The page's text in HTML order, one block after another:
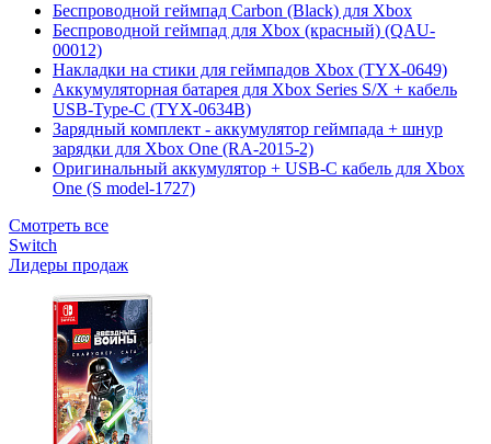
Беспроводной геймпад Carbon (Black) для Xbox
Беспроводной геймпад для Xbox (красный) (QAU-
00012)
Накладки на стики для геймпадов Xbox (TYX-0649)
Аккумуляторная батарея для Xbox Series S/X + кабель
USB-Type-C (TYX-0634B)
Зарядный комплект - аккумулятор геймпада + шнур
зарядки для Xbox One (RA-2015-2)
Оригинальный аккумулятор + USB-C кабель для Xbox
One (S model-1727)
Смотреть все
Switch
Лидеры продаж